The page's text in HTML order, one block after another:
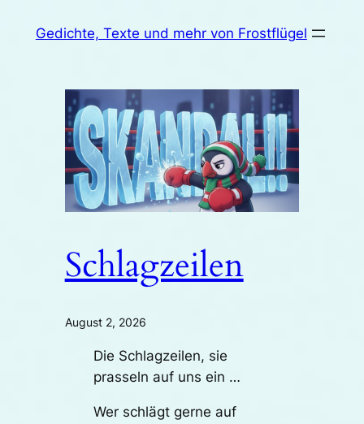
InhaltGedichte, Texte und mehr von Frostflügel
Schlagzeilen
August 2, 2026
Die Schlagzeilen, sie
prasseln auf uns ein …
Wer schlägt gerne auf